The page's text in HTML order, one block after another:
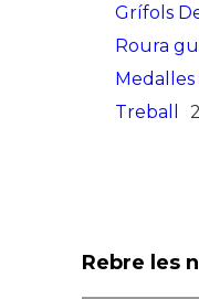
Grífols
Roura
Medalles
Treball
Rebre les